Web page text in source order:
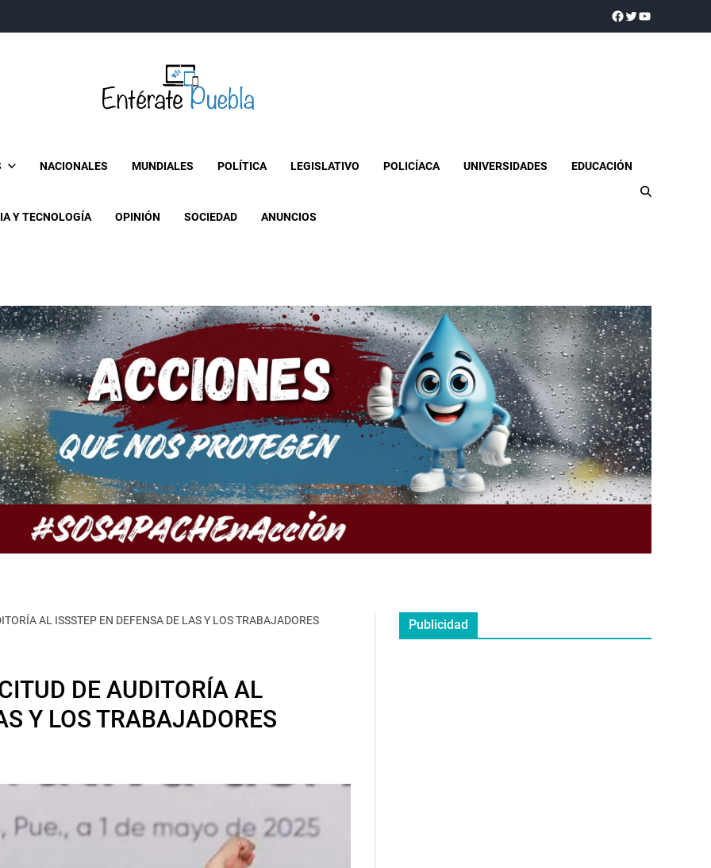
NACIONALES MUNDIALES POLÍTICA LEGISLATIVO POLICÍACA UNIVERSIDADES EDUCACIÓN
Y TECNOLOGÍA OPINIÓN SOCIEDAD ANUNCIOS
AL ISSSTEP EN DEFENSA DE LAS Y LOS TRABAJADORES
DE AUDITORÍA AL
Y LOS TRABAJADORES
Publicidad